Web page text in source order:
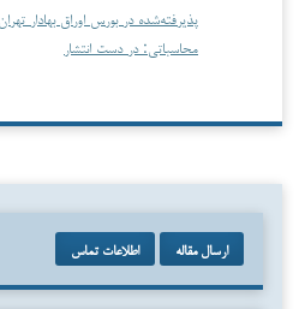
پذیرفته‌شده در بورس اوراق بهادار تهران
محاسباتی: در دست انتشار
ارسال مقاله اطلاعات تماس